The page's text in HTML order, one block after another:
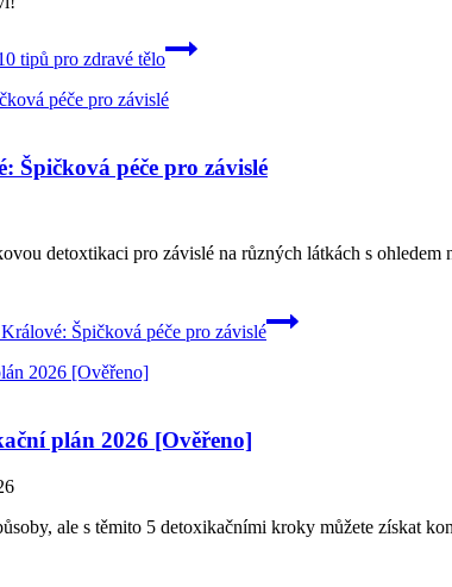
tipů pro zdravé tělo
Špičková péče pro závislé
detoxtikaci pro závislé na různých látkách s
Špičková péče pro závislé
plán 2026 [Ověřeno]
ale s těmito 5 detoxikačními kroky můžete získat